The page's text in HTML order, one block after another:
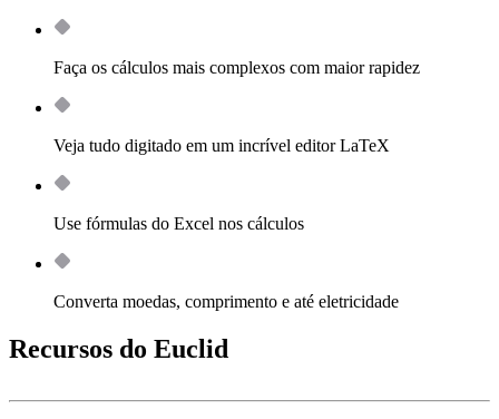
Faça os cálculos mais complexos com maior rapidez
Veja tudo digitado em um incrível editor LaTeX
Use fórmulas do Excel nos cálculos
Converta moedas, comprimento e até eletricidade
Recursos do Euclid